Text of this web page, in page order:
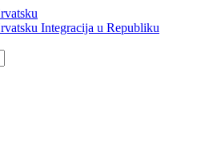
Integracija u Republiku